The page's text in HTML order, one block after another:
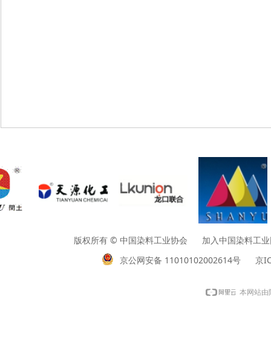
版权所有 © 中国染料工业协会 加入中国染料工业
京公网安备 11010102002614号
京
本网站由